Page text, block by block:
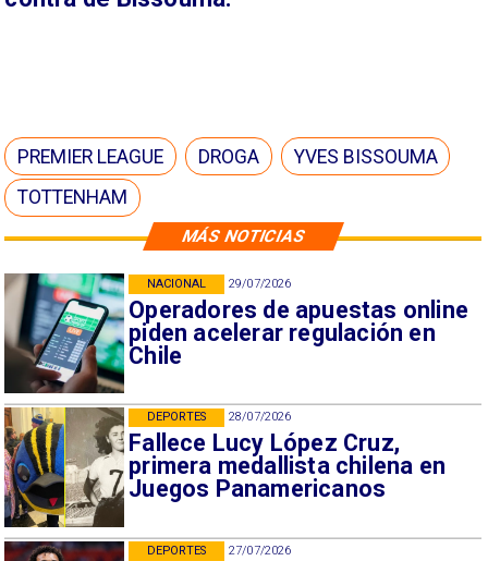
MÁS NOTICIAS
29/07/2026
Operadores de apuestas online
piden acelerar regulación en
Chile
NACIONAL
28/07/2026
Fallece Lucy López Cruz,
primera medallista chilena en
Juegos Panamericanos
DEPORTES
27/07/2026
DEPORTES
PREMIER LEAGUE DROGA
YVES BISSOUMA
TOTTENHAM